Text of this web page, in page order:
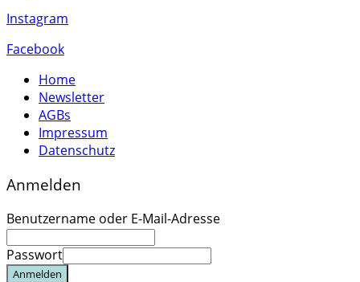
Instagram
Facebook
Home
Newsletter
AGBs
Impressum
Datenschutz
Anmelden
Benutzername oder E-Mail-Adresse
Passwort
Anmelden